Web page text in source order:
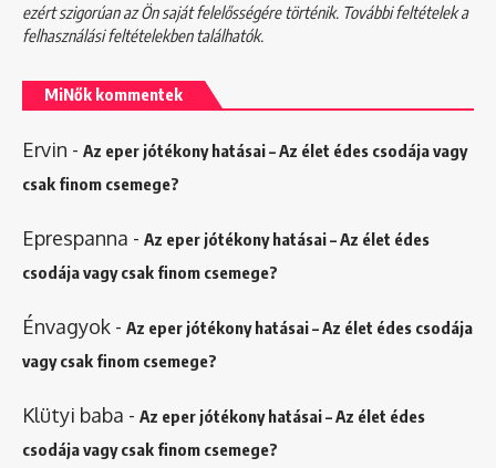
ezért szigorúan az Ön saját felelősségére történik. További feltételek a
felhasználási feltételekbentalálhatók.
MiNők kommentek
Ervin - Az eper jótékony hatásai – Az élet édes csodája vagy
csak finom csemege?
Eprespanna - Az eper jótékony hatásai – Az élet édes
csodája vagy csak finom csemege?
Énvagyok - Az eper jótékony hatásai – Az élet édes csodája
vagy csak finom csemege?
Klütyi baba - Az eper jótékony hatásai – Az élet édes
csodája vagy csak finom csemege?